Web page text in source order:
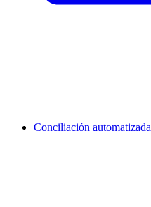
Conciliación automatizada